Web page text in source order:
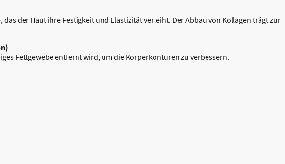
der Haut ihre Festigkeit und Elastizität verleiht. Der Abbau von Kollagen trägt zur
Fettgewebe entfernt wird, um die Körperkonturen zu verbessern.